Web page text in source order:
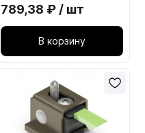
789,38 ₽ / шт
В корзину